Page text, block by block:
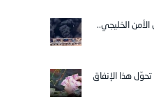
الأمن الخليجي..
تحوّل هذا الإنفاق